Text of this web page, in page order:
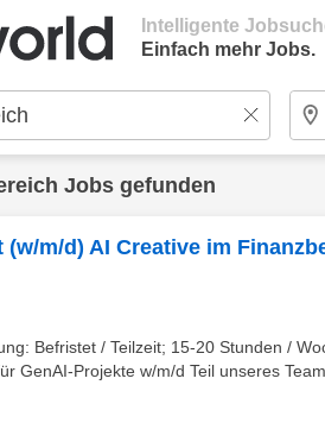
Intelligente
Einfach mehr Jobs.
Jobs gefunden
(w/m/d) AI Creative im
Befristet / Teilzeit; 15-20 Stunden /
GenAI-Projekte w/m/d Teil unseres